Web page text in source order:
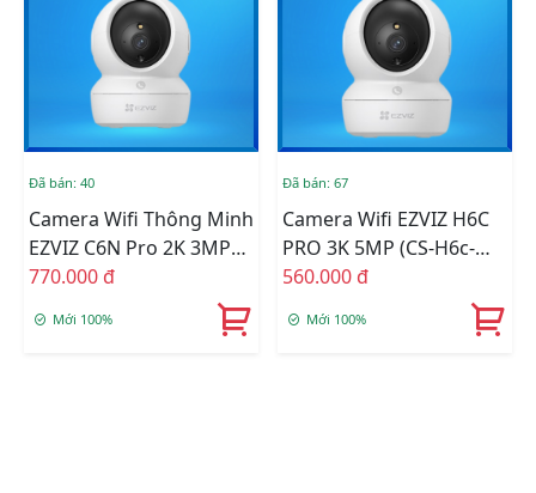
Đã bán: 40
Camera Wifi Thông Minh
EZVIZ C6N Pro 2K 3MP
(CS-C6N-R105-1L3WF)
770.000 đ
Mới 100%
Đã bán: 67
Camera Wifi EZVIZ H6C
PRO 3K 5MP (CS-H6c-
R105-1J5WF)
560.000 đ
Mới 100%